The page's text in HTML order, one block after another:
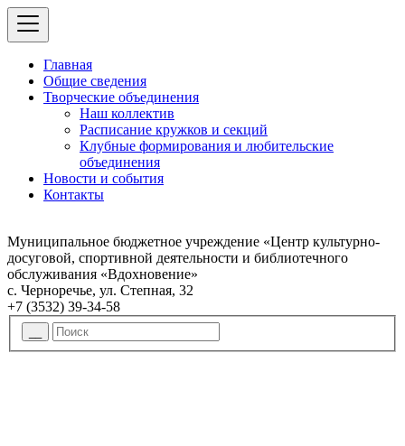
Главная
Общие сведения
Творческие объединения
Наш коллектив
Расписание кружков и секций
Клубные формирования и любительские
объединения
Новости и события
Контакты
Муниципальное бюджетное учреждение «Центр культурно-
досуговой, спортивной деятельности и библиотечного
обслуживания «Вдохновение»
с. Черноречье, ул. Степная, 32
+7 (3532) 39-34-58